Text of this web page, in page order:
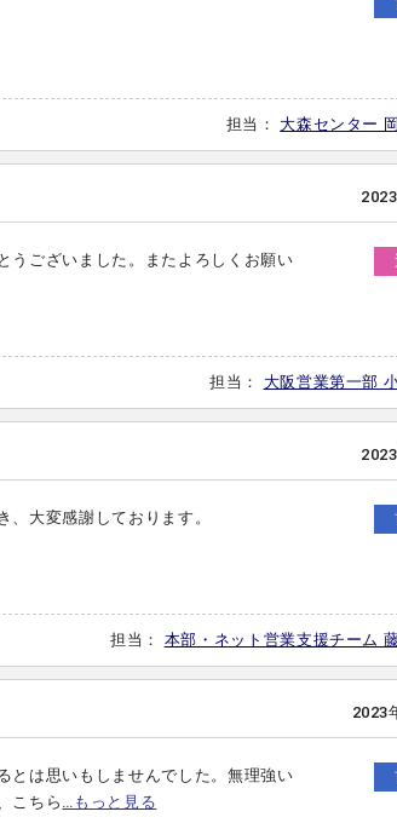
担当： 大森センター
うございました。またよろしくお願い
担当： 大阪営業第一部
大変感謝しております。
担当： 本部・ネット営業支援チーム
2023
とは思いもしませんでした。無理強い
こちら …もっと見る